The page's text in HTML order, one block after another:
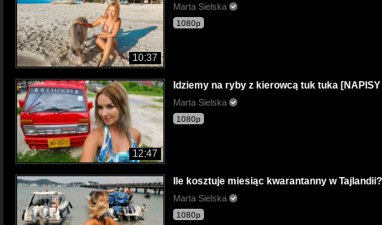
10:37
Marta Sielska
1080p
12:47
Idziemy na ryby z kierowcą tuk tuka [NAPISY
Marta Sielska
1080p
Ile kosztuje miesiąc kwarantanny w Tajlandii?
Marta Sielska
1080p